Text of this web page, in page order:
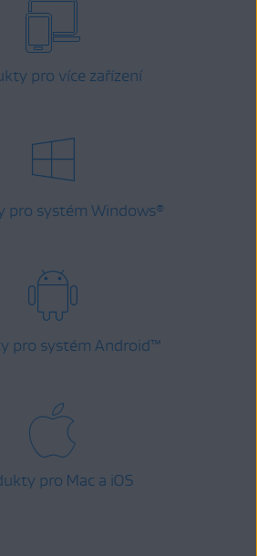
pro více zařízení
pro systém Windows®
pro systém Android™
pro Mac a iOS